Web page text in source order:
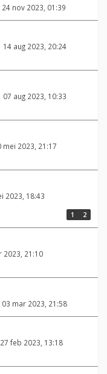
24 nov 2023, 01:39
14 aug 2023, 20:24
07 aug 2023, 10:33
mei 2023, 21:17
2023, 18:43
1 2
2023, 21:10
03 mar 2023, 21:58
27 feb 2023, 13:18